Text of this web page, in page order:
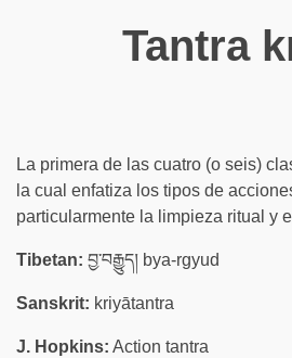
Tantra
La primera de las cuatro (o seis)
la cual enfatiza los tipos de
particularmente la limpieza ritual y
Tibetan: བྱ་བརྒྱུད། bya-rgyud
Sanskrit: kriyātantra
J. Hopkins: Action tantra